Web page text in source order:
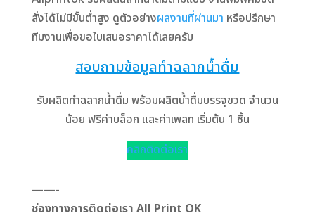
สั่งได้ไม่มีขั้นต่ำสูง ดูตัวอย่างผลงานที่ผ่านมา หรือปรึกษา
ทีมงานเพื่อขอใบเสนอราคาได้เลยครับ
สอบถามข้อมูลทำฉลากน้ำดื่ม
รับผลิตทำฉลากน้ำดื่ม พร้อมผลิตน้ำดื่มบรรจุขวด จำนวน
น้อย ฟรีค่าบล็อก และค่าเพลท เริ่มต้น 1 ชิ้น
คลิกติดต่อเรา
——-
ช่องทางการติดต่อเรา All Print OK